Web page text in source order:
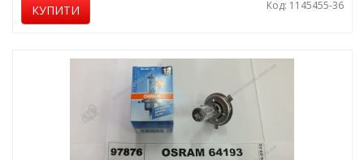
КУПИТИ Код: 1145455-36